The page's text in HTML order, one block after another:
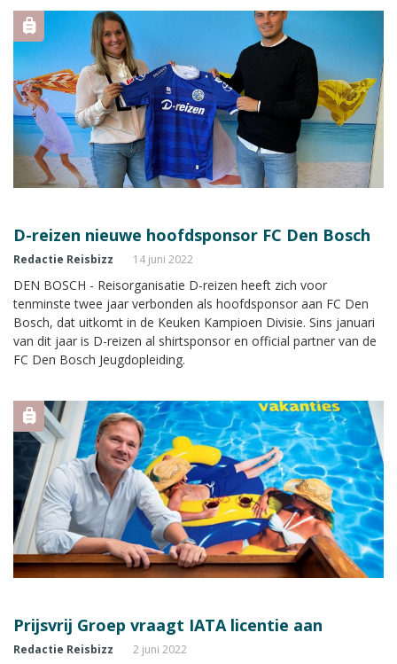
D-reizen nieuwe hoofdsponsor FC Den Bosch
Redactie Reisbizz 14 juni 2022
DEN BOSCH - Reisorganisatie D-reizen heeft zich voor
tenminste twee jaar verbonden als hoofdsponsor aan FC Den
Bosch, dat uitkomt in de Keuken Kampioen Divisie. Sins januari
van dit jaar is D-reizen al shirtsponsor en official partner van de
FC Den Bosch Jeugdopleiding.
Prijsvrij Groep vraagt IATA licentie aan
Redactie Reisbizz 2 juni 2022